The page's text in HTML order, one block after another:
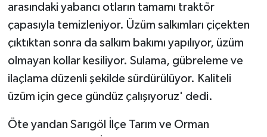
arasındaki yabancı otların tamamı traktör
çapasıyla temizleniyor. Üzüm salkımları çiçekten
çıktıktan sonra da salkım bakımı yapılıyor, üzüm
olmayan kollar kesiliyor. Sulama, gübreleme ve
ilaçlama düzenli şekilde sürdürülüyor. Kaliteli
üzüm için gece gündüz çalışıyoruz' dedi.
Öte yandan Sarıgöl İlçe Tarım ve Orman